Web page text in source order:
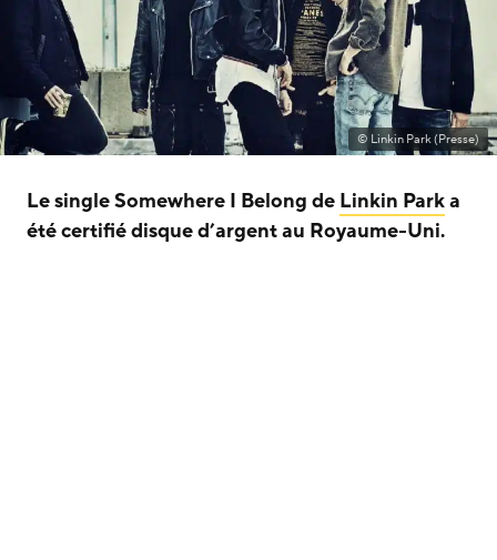
© Linkin Park (Presse)
Le single Somewhere I Belong de Linkin Parka
été certifié disque d’argent au Royaume-Uni.